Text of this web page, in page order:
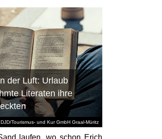
Tourismus- und Kur GmbH Graal-Müritz
der Luft: Urlaub
Literaten ihre